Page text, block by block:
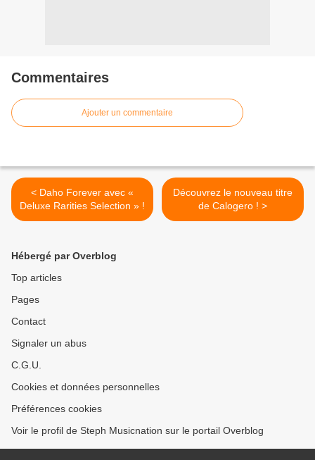
Commentaires
Ajouter un commentaire
< Daho Forever avec «
Deluxe Rarities Selection » !
Découvrez le nouveau titre
de Calogero ! >
Hébergé par Overblog
Top articles
Pages
Contact
Signaler un abus
C.G.U.
Cookies et données personnelles
Préférences cookies
Voir le profil de Steph Musicnation sur le portail Overblog